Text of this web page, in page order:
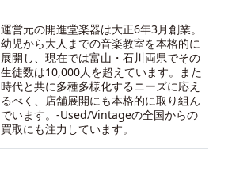
運営元の開進堂楽器は大正6年3月創業。
幼児から大人までの音楽教室を本格的に
展開し、現在では富山・石川両県でその
生徒数は10,000人を超えています。また
時代と共に多種多様化するニーズに応え
るべく、店舗展開にも本格的に取り組ん
でいます。-Used/Vintageの全国からの
買取にも注力しています。